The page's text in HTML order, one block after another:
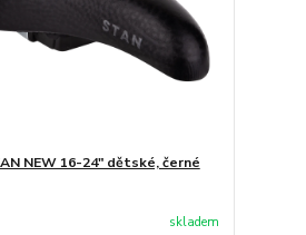
NEW 16-24" dětské, černé
skladem